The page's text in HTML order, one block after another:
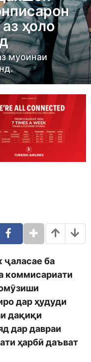
ҳоло
муоинаи
ҷаласае ба
коммисариати
дар ҳудуди
дақиқи
дар давраи
ҳарбӣ даъват